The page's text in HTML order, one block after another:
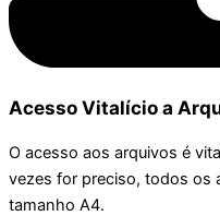
Acesso Vitalício a
O acesso aos arquivos é
vezes for preciso, todos os
tamanho A4.